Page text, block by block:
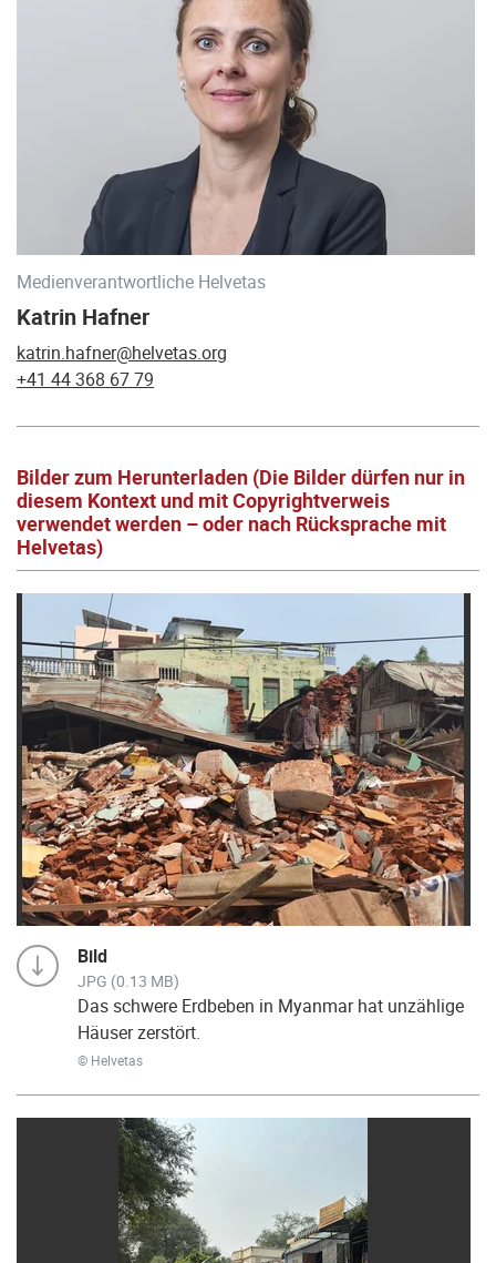
Medienverantwortliche Helvetas
Katrin Hafner
katrin.hafner@helvetas.org
+41 44 368 67 79
Bilder zum Herunterladen (Die Bilder dürfen nur in
diesem Kontext und mit Copyrightverweis
verwendet werden – oder nach Rücksprache mit
Helvetas)
Bild
JPG (0.13 MB)
Das schwere Erdbeben in Myanmar hat unzählige
Häuser zerstört.
© Helvetas